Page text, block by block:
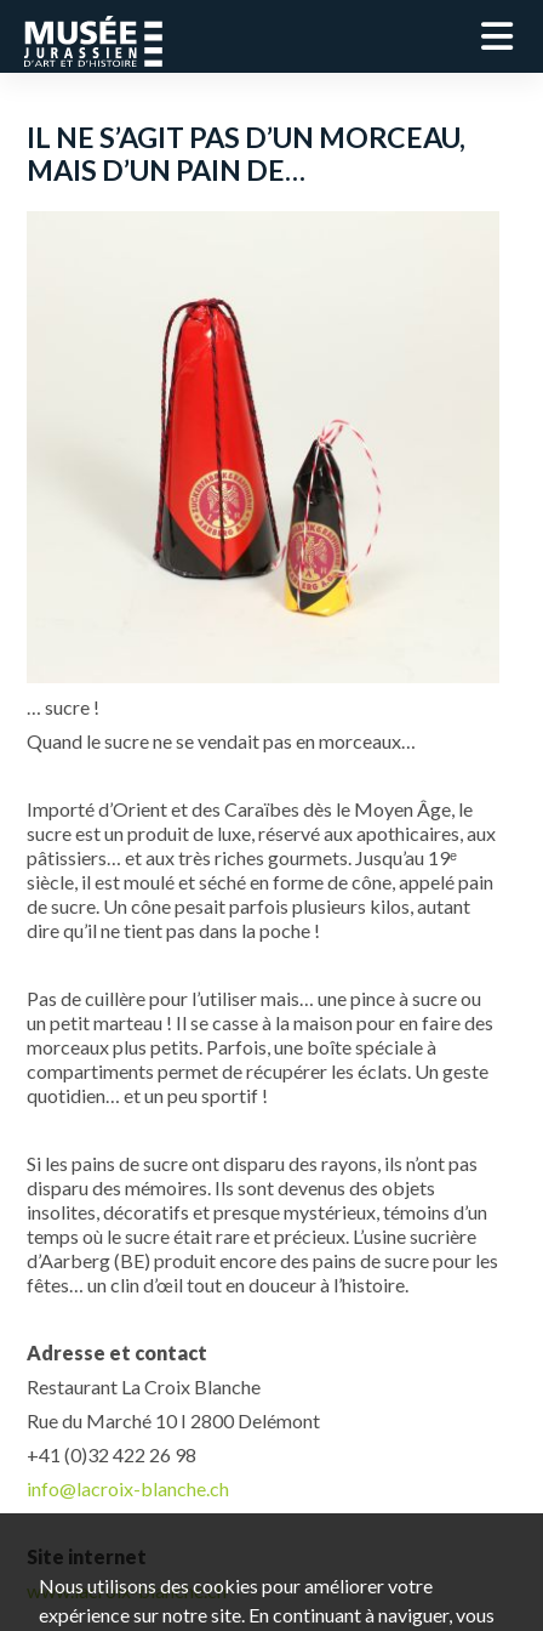
IL NE S’AGIT PAS D’UN MORCEAU,
MAIS D’UN PAIN DE…
… sucre !
Quand le sucre ne se vendait pas en morceaux…
Importé d’Orient et des Caraïbes dès le Moyen Âge, le
sucre est un produit de luxe, réservé aux apothicaires, aux
pâtissiers… et aux très riches gourmets. Jusqu’au 19ᵉ
siècle, il est moulé et séché en forme de cône, appelé pain
de sucre. Un cône pesait parfois plusieurs kilos, autant
dire qu’il ne tient pas dans la poche !
Pas de cuillère pour l’utiliser mais… une pince à sucre ou
un petit marteau ! Il se casse à la maison pour en faire des
morceaux plus petits. Parfois, une boîte spéciale à
compartiments permet de récupérer les éclats. Un geste
quotidien… et un peu sportif !
Si les pains de sucre ont disparu des rayons, ils n’ont pas
disparu des mémoires. Ils sont devenus des objets
insolites, décoratifs et presque mystérieux, témoins d’un
temps où le sucre était rare et précieux. L’usine sucrière
d’Aarberg (BE) produit encore des pains de sucre pour les
fêtes… un clin d’œil tout en douceur à l’histoire.
Adresse et contact
Restaurant La Croix Blanche
Rue du Marché 10 I 2800 Delémont
+41 (0)32 422 26 98
info@lacroix-blanche.ch
Site internet
www.lacroix-blanche.ch
Nous utilisons des cookies pour améliorer votre
expérience sur notre site. En continuant à naviguer, vous